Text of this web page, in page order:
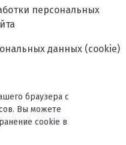
персональных
данных (cookie)
браузера с
Вы можете
cookie в